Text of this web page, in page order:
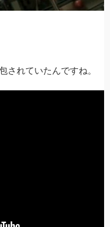
されていたんですね。